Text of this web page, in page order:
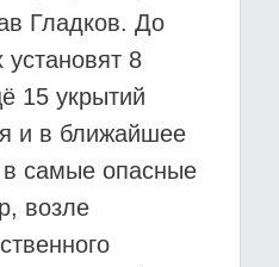
Гладков. До
8
15 укрытий
и в ближайшее
в самые опасные
возле